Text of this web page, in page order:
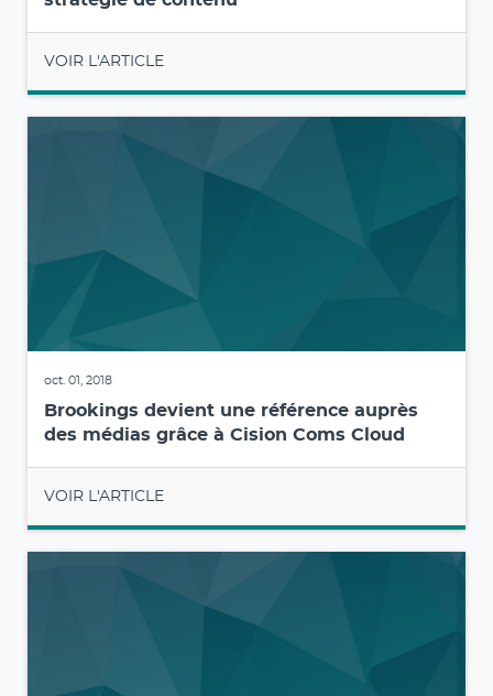
VOIR L'ARTICLE
oct. 01, 2018
Brookings devient une référence auprès
des médias grâce à Cision Coms Cloud
VOIR L'ARTICLE